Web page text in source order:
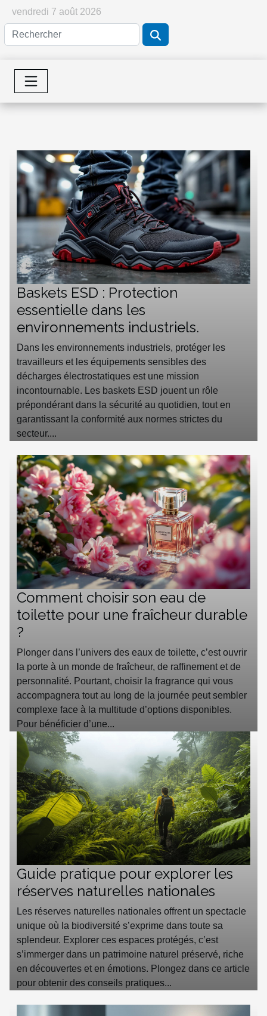
vendredi 7 août 2026
Baskets ESD : Protection
essentielle dans les
environnements industriels.
Dans les environnements industriels, protéger les
travailleurs et les équipements sensibles des
décharges électrostatiques est une mission
incontournable. Les baskets ESD jouent un rôle
prépondérant dans la sécurité au quotidien, tout en
garantissant la conformité aux normes strictes du
secteur....
Comment choisir son eau de
toilette pour une fraîcheur durable
?
Plonger dans l’univers des eaux de toilette, c’est ouvrir
la porte à un monde de fraîcheur, de raffinement et de
personnalité. Pourtant, choisir la fragrance qui vous
accompagnera tout au long de la journée peut sembler
complexe face à la multitude d’options disponibles.
Pour bénéficier d’une...
Guide pratique pour explorer les
réserves naturelles nationales
Les réserves naturelles nationales offrent un spectacle
unique où la biodiversité s’exprime dans toute sa
splendeur. Explorer ces espaces protégés, c’est
s’immerger dans un patrimoine naturel préservé, riche
en découvertes et en émotions. Plongez dans ce article
pour obtenir des conseils pratiques...